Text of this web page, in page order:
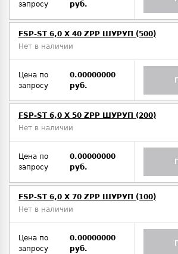
запросу
руб.
FSP-ST 6,0 X 40 ZPP ШУРУП (500)
Нет в наличии
Цена по
запросу
0.00000000
руб.
FSP-ST 6,0 X 50 ZPP ШУРУП (200)
Нет в наличии
Цена по
запросу
0.00000000
руб.
FSP-ST 6,0 X 70 ZPP ШУРУП (100)
Нет в наличии
Цена по
запросу
0.00000000
руб.